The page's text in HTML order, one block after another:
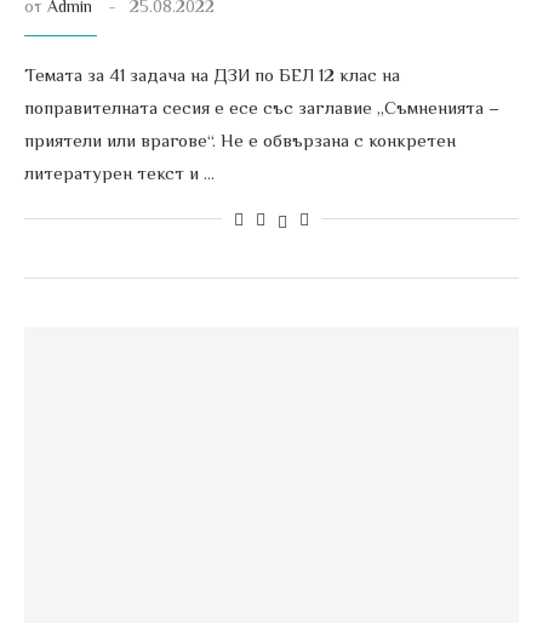
от Admin 25.08.2022
Темата за 41 задача на ДЗИ по БЕЛ 12 клас на
поправителната сесия е есе със заглавие „Съмненията –
приятели или врагове“. Не е обвързана с конкретен
литературен текст и …